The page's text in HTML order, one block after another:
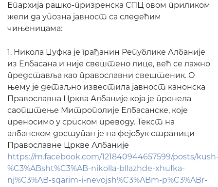
Епархија рашко-призренска СПЦ овом приликом
жели да упозна јавност са следећим
чињеницама:
1. Никола Џуфка је грађанин Републике Албаније
из Елбасана и није свештено лице, већ се лажно
представља као православни свештеник. О
њему је детаљно известила јавност канонска
Православна Црква Албаније која је пренела
саопштење Митрополије Елбасанске, које
преносимо у српском преводу. Текст на
албанском доступан је на фејсбук страници
Православне Цркве Албаније
https://m.facebook.com/121840944657599/posts/
%C3%ABsht%C3%AB-nikolla-bllazhde-xhufka-
nj%C3%AB-sqarim-i-nevojsh%C3%ABm-p%C3%ABr-